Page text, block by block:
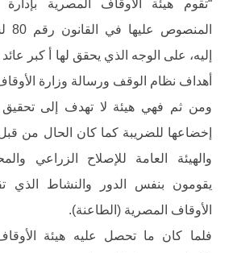
“تقوم هيئة الأوقاف المصرية بإدارة
إليه، على الوجه الذي يحقق لها أ كبر
أهداف نظام الوقف ورسالة وزارة
ومن ثم فهي هيئة لا تهدف إلى تحقيق
إخضاعها للضريبة كما كان الحال من
والهيئة العامة للإصلاح الزراعي
يقومون بنفس الدور والنشاط الذي
الأوقاف المصرية (الطاعنة).
فلما كان ما تحصل عليه هيئة